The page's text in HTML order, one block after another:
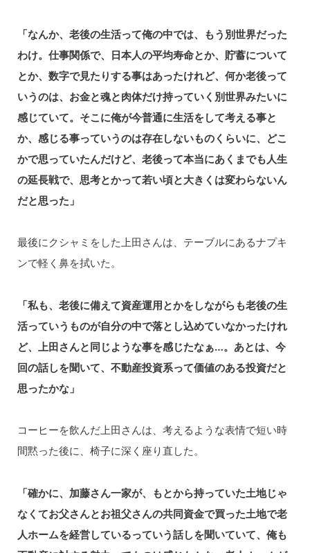
「なんか、老後の生活って俺の中では、もう別世界だった
わけ。仕事関係で、日本人の平均寿命とか、貯蓄について
とか、数字で見たりする事はあったけれど、何か老後って
いうのは、お金と魂と肉体だけ持っていく別世界みたいに
感じていて。そこに俺が今普通に生活をして考える事と
か、感じる事っていうのは存在しないものくらいに、どこ
かで思っていたんだけど、老後って本当にあくまでも人生
の延長戦で、思考とかって若い頃と大きくは変わらないん
だと思った」
最後にクシャミをした上田さんは、テーブルにあるナプキ
ンで軽く鼻を拭いた。
「私も、老後に備えて資産運用とかをしながらも老後の生
活っていうものが自分の中で落とし込めていなかったけれ
ど、上田さんと同じような事を感じたなぁ…。あとは、今
回の話しを聞いて、不動産投資系って価値のある投資だと
思ったかな」
コーヒーを飲んだ上田さんは、考えるような表情で短い時
間黙った後に、椅子に深く座り直した。
「確かに、加藤さん一家が、もとから持っていた土地じゃ
なくてお父さんとお祖父さんの共同資金で買った土地で老
人ホームを経営しているっていう話しを聞いていて、俺も